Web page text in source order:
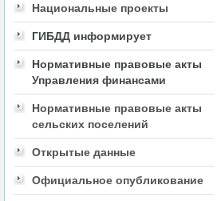
Национальные проекты
ГИБДД информирует
Нормативные правовые акты
Управления финансами
Нормативные правовые акты
сельских поселений
Открытые данные
Официальное опубликование